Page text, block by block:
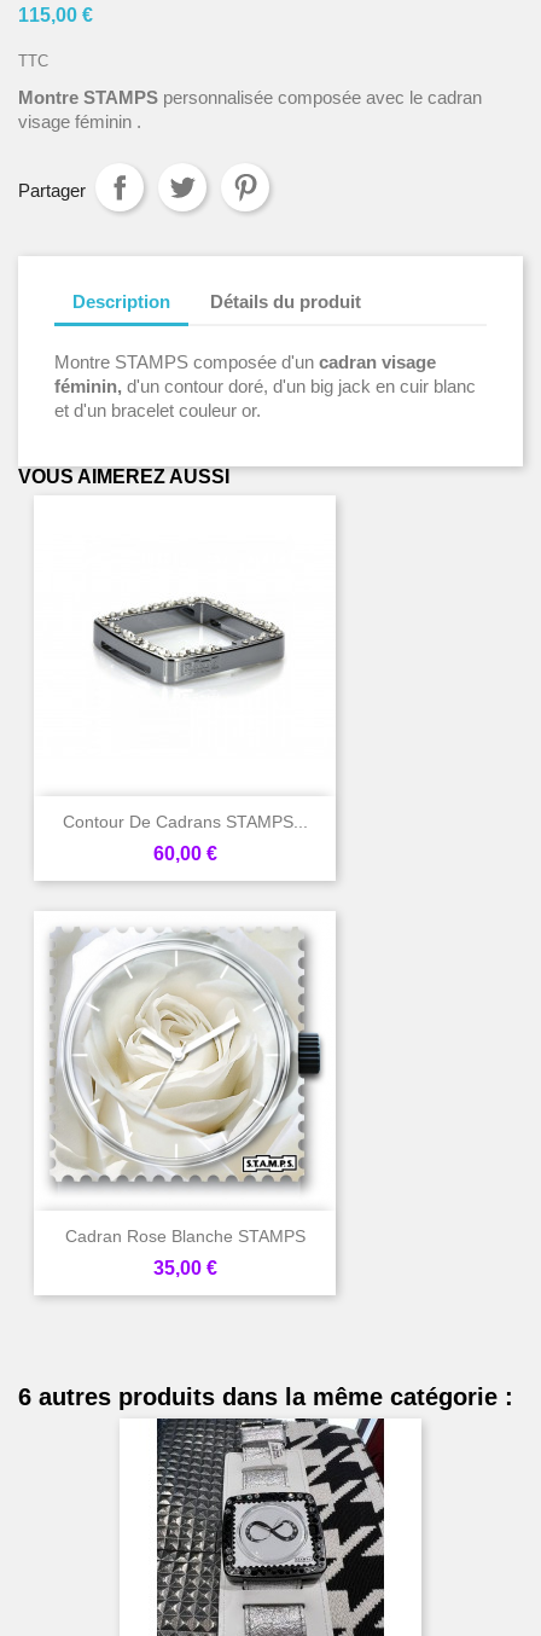
115,00 €
TTC
Montre STAMPS personnalisée composée avec le cadran
visage féminin .
Partager
Description Détails du produit
Montre STAMPS composée d'un cadran visage
féminin, d'un contour doré, d'un big jack en cuir blanc
et d'un bracelet couleur or.
VOUS AIMEREZ AUSSI
Contour De Cadrans STAMPS...
Prix
60,00 €
Cadran Rose Blanche STAMPS
Prix
35,00 €
6 autres produits dans la même catégorie :